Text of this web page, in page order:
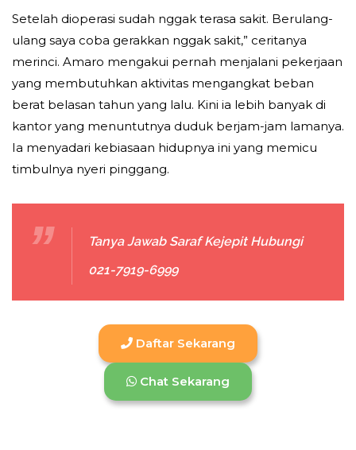
Setelah dioperasi sudah nggak terasa sakit. Berulang-
ulang saya coba gerakkan nggak sakit,” ceritanya
merinci. Amaro mengakui pernah menjalani pekerjaan
yang membutuhkan aktivitas mengangkat beban
berat belasan tahun yang lalu. Kini ia lebih banyak di
kantor yang menuntutnya duduk berjam-jam lamanya.
Ia menyadari kebiasaan hidupnya ini yang memicu
timbulnya nyeri pinggang.
Tanya Jawab Saraf Kejepit Hubungi
021-7919-6999
Daftar Sekarang
Chat Sekarang